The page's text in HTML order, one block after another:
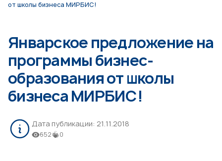
от школы бизнеса МИРБИС!
Январское предложение на
программы бизнес-
образования от школы
бизнеса МИРБИС!
Дата публикации: 21.11.2018
652 0